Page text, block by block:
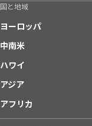
国と地域
ヨーロッパ
中南米
ハワイ
アジア
アフリカ